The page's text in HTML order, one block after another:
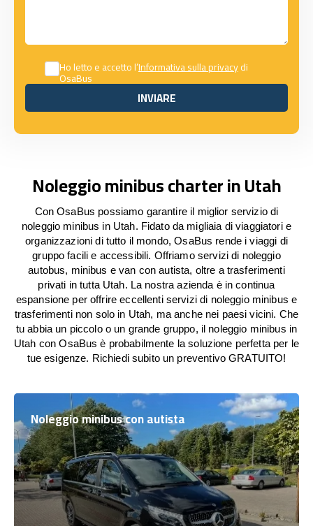
Ho letto e accetto l’Informativa sulla privacydi
OsaBus
INVIARE
INVIARE
Noleggio minibus charter in Utah
Con OsaBus possiamo garantire il miglior servizio di
noleggio minibus in Utah. Fidato da migliaia di viaggiatori e
organizzazioni di tutto il mondo, OsaBus rende i viaggi di
gruppo facili e accessibili. Offriamo servizi di noleggio
autobus, minibus e van con autista, oltre a trasferimenti
privati in tutta Utah. La nostra azienda è in continua
espansione per offrire eccellenti servizi di noleggio minibus e
trasferimenti non solo in Utah, ma anche nei paesi vicini. Che
tu abbia un piccolo o un grande gruppo, il noleggio minibus in
Utah con OsaBus è probabilmente la soluzione perfetta per le
tue esigenze. Richiedi subito un preventivo GRATUITO!
Noleggio minibus con autista